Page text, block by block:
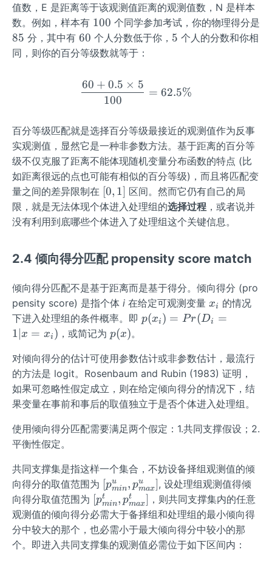
值数，E 是距离等于该观测值距离的观测值数，N 是样本
数。例如，样本有 1
0
0
100 个同学参加考试，你的物理得分是
8
5
85 分，其中有 6
0
60 个人分数低于你， 5
5 个人的分数和你相
同，则你的百分等级数就等于：
\frac{60 + 0.5 \times
100
60 + 0.5 × 5
= 62.5%
百分等级匹配就是选择百分等级最接近的观测值作为反事
实观测值，显然它是一种非参数方法。基于距离的百分等
级不仅克服了距离不能体现随机变量分布函数的特点 (比
如距离很远的点也可能有相似的百分等级)，而且将匹配变
量之间的差异限制在 [0,
1]
[0, 1] 区间。然而它仍有自己的局
限，就是无法体现个体进入处理组的选择过程 ，或者说并
没有利用到底哪些个体进入了处理组这个关键信息。
2.4 倾向得分匹配 propensity score match
倾向得分匹配不是基于距离而是基于得分。倾向得分 (pro
pensity score) 是指个体 i 在给定可观测变量 x
_
xi
的情况
下进入处理组的条件概率。即 p
=
Pr
(D
_i
1|
x_
i)
p(xi ) = Pr(Di
=
1∣ x = xi ) ，或简记为 p
p(x)。
对倾向得分的估计可使用参数估计或非参数估计，最流行
的方法是 logit。Rosenbaum and Rubin (1983) 证明，
如果可忽略性假定成立，则在给定倾向得分的情况下，结
果变量在事前和事后的取值独立于是否个体进入处理组。
使用倾向得分匹配需要满足两个假定：1.共同支撑假设；2.
平衡性假定。
共同支撑集是指这样一个集合，不妨设备择组观测值的倾
向得分的取值范围为 [p_
{mi
n}^
{u},
p_
{ma
[pmin
u , pmax
u ], 设处理组观测值得倾
向得分取值范围为 [p_
{mi
n}^
{t},
[pmin
t , pmax
t ] ，则共同支撑集内的任意
观测值的倾向得分必需大于备择组和处理组的最小倾向得
分中较大的那个，也必需小于最大倾向得分中较小的那
个。即进入共同支撑集的观测值必需位于如下区间内：